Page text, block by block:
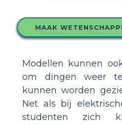
MAAK
Modellen kunnen
om dingen weer
kunnen worden
Net als bij
studenten zich